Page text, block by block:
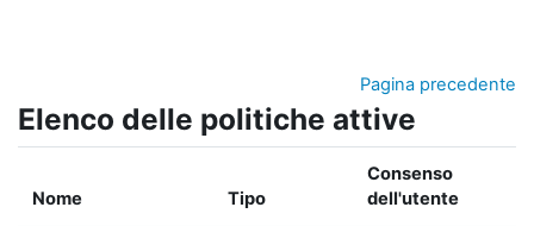
Pagina precedente
Elenco delle politiche attive
Nome Tipo
Consenso
dell'utente